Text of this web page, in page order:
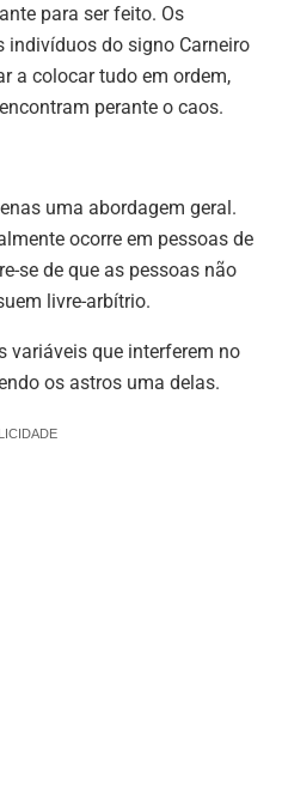
para ser feito. Os
indivíduos do signo Carneiro
a colocar tudo em ordem,
perante o caos.
uma abordagem geral.
ocorre em pessoas de
se de que as pessoas não
livre-arbítrio.
variáveis que interferem no
os astros uma delas.